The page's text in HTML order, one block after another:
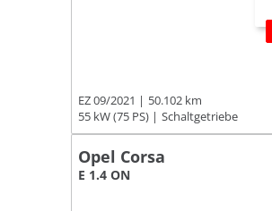
EZ 09/2021
50.102 km
55 kW (75 PS)
Schaltgetriebe
Opel Corsa
E 1.4 ON